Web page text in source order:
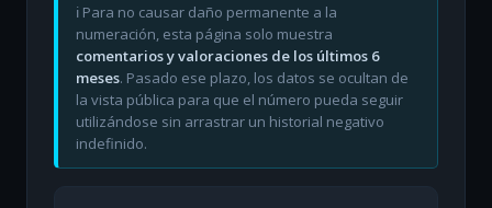
ℹ️ Para no causar daño permanente a la
numeración, esta página solo muestra
comentarios y valoraciones de los últimos 6
meses. Pasado ese plazo, los datos se ocultan de
la vista pública para que el número pueda seguir
utilizándose sin arrastrar un historial negativo
indefinido.